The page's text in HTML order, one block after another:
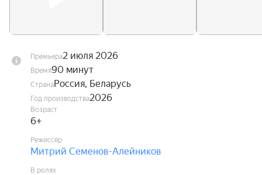
Премьера2 июля 2026
Время90 минут
СтранаРоссия, Беларусь
Год производства2026
Возраст
6+
Режиссёр
Митрий Семенов-Алейников
В ролях